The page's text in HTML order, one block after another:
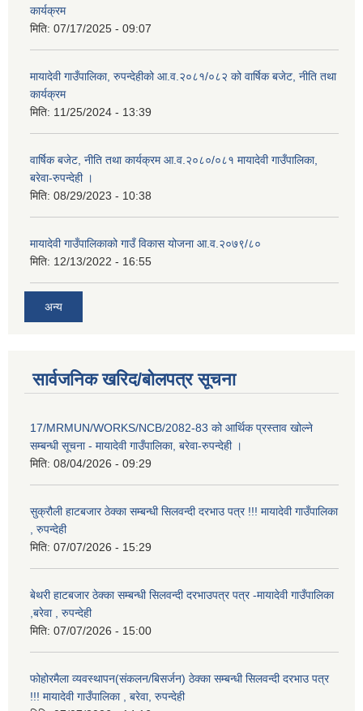
कार्यक्रम
मिति: 07/17/2025 - 09:07
मायादेवी गाउँपालिका, रुपन्देहीको आ.व.२०८१/०८२ को वार्षिक बजेट, नीति तथा
कार्यक्रम
मिति: 11/25/2024 - 13:39
वार्षिक बजेट, नीति तथा कार्यक्रम आ.व.२०८०/०८१ मायादेवी गाउँपालिका,
बरेवा-रुपन्देही ।
मिति: 08/29/2023 - 10:38
मायादेवी गाउँपालिकाको गाउँ विकास योजना आ.व.२०७९/८०
मिति: 12/13/2022 - 16:55
अन्य
सार्वजनिक खरिद/बोलपत्र सूचना
17/MRMUN/WORKS/NCB/2082-83 को आर्थिक प्रस्ताव खोल्ने
सम्बन्धी सूचना - मायादेवी गाउँपालिका, बरेवा-रुपन्देही ।
मिति: 08/04/2026 - 09:29
सुक्रौली हाटबजार ठेक्का सम्बन्धी सिलवन्दी दरभाउ पत्र !!! मायादेवी गाउँपालिका
, रुपन्देही
मिति: 07/07/2026 - 15:29
बेथरी हाटबजार ठेक्का सम्बन्धी सिलवन्दी दरभाउपत्र पत्र -मायादेवी गाउँपालिका
,बरेवा , रुपन्देही
मिति: 07/07/2026 - 15:00
फोहोरमैला व्यवस्थापन(संकलन/बिसर्जन) ठेक्का सम्बन्धी सिलवन्दी दरभाउ पत्र
!!! मायादेवी गाउँपालिका , बरेवा, रुपन्देही